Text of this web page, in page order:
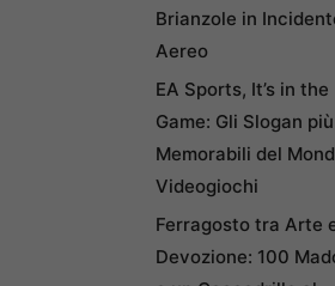
Brianzole in
Aereo
EA Sports, It’s in the
Game: Gli Slogan più
Memorabili del
Videogiochi
Ferragosto tra Arte
Devozione: 100